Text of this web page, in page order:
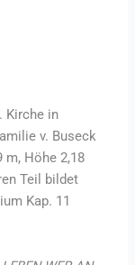
Kirche in
v. Buseck
m, Höhe 2,18
Teil bildet
Kap. 11